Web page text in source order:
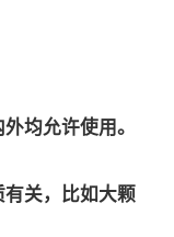
均允许使用。
关，比如大颗